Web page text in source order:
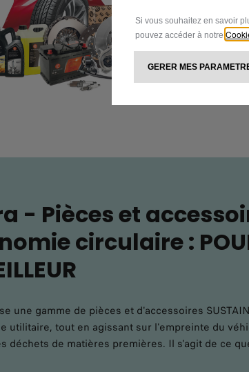
- Pièces et
circulaire :
une gamme de pièces et d'accessoires
utilitaire, tout en agissant sur l'empreinte du
déchets de matières premières. Il s'agit de ce
Si vous souhaitez en savoir
pouvez accéder à notre
GERER MES